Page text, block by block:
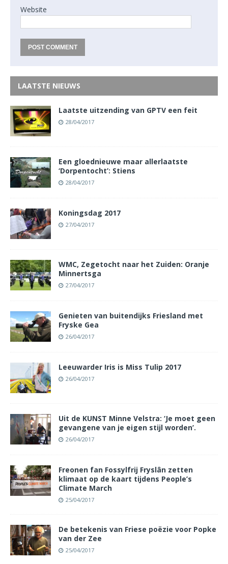
Website
LAATSTE NIEUWS
Laatste uitzending van GPTV een feit
28/04/2017
Een gloednieuwe maar allerlaatste
‘Dorpentocht’: Stiens
28/04/2017
Koningsdag 2017
27/04/2017
WMC, Zegetocht naar het Zuiden: Oranje
Minnertsga
27/04/2017
Genieten van buitendijks Friesland met
Fryske Gea
26/04/2017
Leeuwarder Iris is Miss Tulip 2017
26/04/2017
Uit de KUNST Minne Velstra: ‘Je moet geen
gevangene van je eigen stijl worden’.
26/04/2017
Freonen fan Fossylfrij Fryslân zetten
klimaat op de kaart tijdens People’s
Climate March
25/04/2017
De betekenis van Friese poëzie voor Popke
van der Zee
25/04/2017